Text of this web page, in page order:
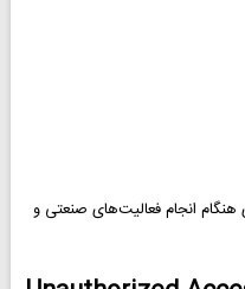
انجام فعالیت‌های صنعتی و